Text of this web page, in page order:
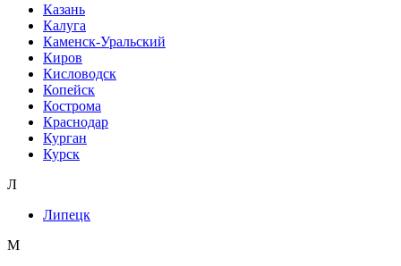
Казань
Калуга
Каменск-Уральский
Киров
Кисловодск
Копейск
Кострома
Краснодар
Курган
Курск
Л
Липецк
М